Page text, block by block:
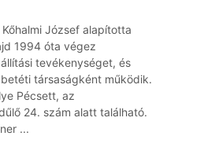
József alapította
1994 óta végez
tevékenységet, és
társaságként működik.
Pécsett, az
24. szám alatt található.
...